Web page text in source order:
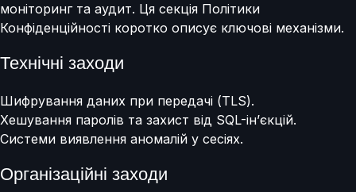
моніторинг та аудит. Ця секція Політики
Конфіденційності коротко описує ключові механізми.
Технічні заходи
Шифрування даних при передачі (TLS).
Хешування паролів та захист від SQL-ін’єкцій.
Системи виявлення аномалій у сесіях.
Організаційні заходи